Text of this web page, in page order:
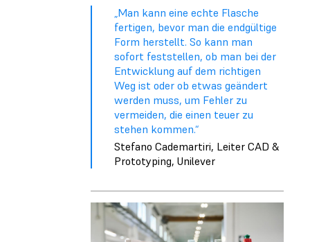
„Man kann eine echte Flasche
fertigen, bevor man die endgültige
Form herstellt. So kann man
sofort feststellen, ob man bei der
Entwicklung auf dem richtigen
Weg ist oder ob etwas geändert
werden muss, um Fehler zu
vermeiden, die einen teuer zu
stehen kommen.“
Stefano Cademartiri, Leiter CAD &
Prototyping, Unilever